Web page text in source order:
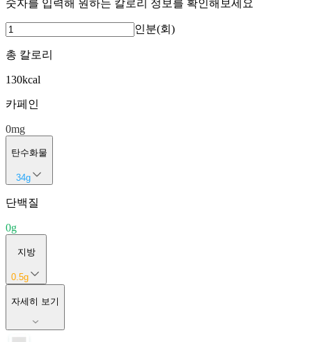
숫자를 입력해 원하는 칼로리 정보를 확인해보세요
인분(회)
총 칼로리
130kcal
카페인
0mg
탄수화물
34g
단백질
0g
지방
0.5g
자세히 보기